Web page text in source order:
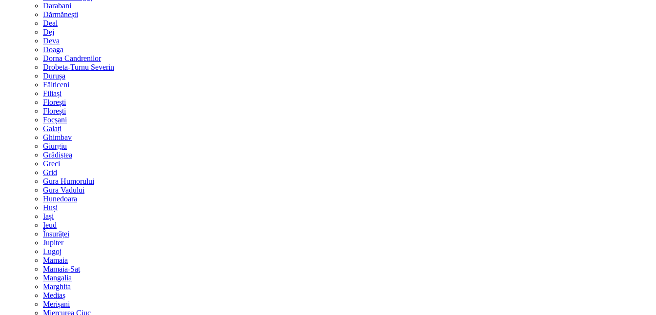
Darabani
Dărmănești
Deal
Dej
Deva
Doaga
Dorna Candrenilor
Drobeta-Turnu Severin
Durușa
Fălticeni
Filiași
Florești
Florești
Focșani
Galați
Ghimbav
Giurgiu
Grădiștea
Greci
Grid
Gura Humorului
Gura Vadului
Hunedoara
Huși
Iași
Ieud
Însurăței
Jupiter
Lugoj
Mamaia
Mamaia-Sat
Mangalia
Marghita
Mediaș
Merișani
Miercurea Ciuc